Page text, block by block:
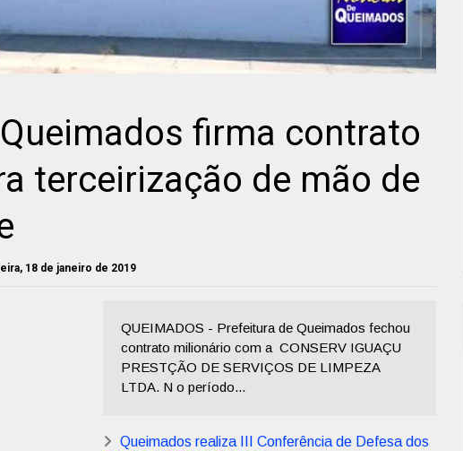
firma contrato
terceirização de mão de
18 de janeiro de 2019
QUEIMADOS - Prefeitura de Queimados fechou
contrato milionário com a CONSERV IGUAÇU
PRESTÇÃO DE SERVIÇOS DE LIMPEZA
LTDA. N o período...
Queimados realiza III Conferência de Defesa dos